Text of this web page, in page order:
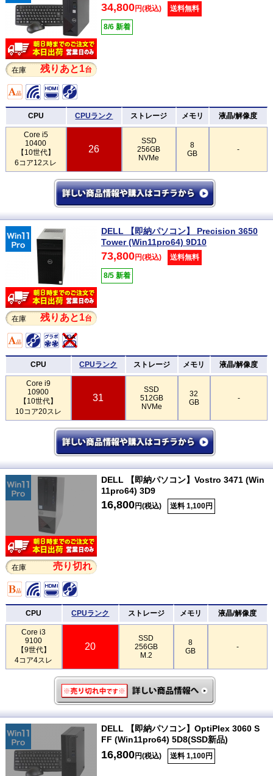
在庫 残りあと1台
34,800円(税込) 送料無料
8/6 新着
CPU CPUランク ストレージ メモリ 液晶/解像度
Core i5
10400
【10世代】
6コア12スレ
26
SSD
256GB
NVMe
8
GB
-
在庫 残りあと1台
DELL 【即納パソコン】 Precision 3650
Tower (Win11pro64) 9D10
73,800円(税込) 送料無料
8/5 新着
CPU CPUランク ストレージ メモリ 液晶/解像度
Core i9
10900
【10世代】
10コア20スレ
31
SSD
512GB
NVMe
32
GB
-
在庫 売り切れ
DELL 【即納パソコン】Vostro 3471 (Win
11pro64) 3D9
16,800円(税込) 送料 1,100円
CPU CPUランク ストレージ メモリ 液晶/解像度
Core i3
9100
【9世代】
4コア4スレ
20
SSD
256GB
M.2
8
GB
-
DELL 【即納パソコン】OptiPlex 3060 S
FF (Win11pro64) 5D8(SSD新品)
16,800円(税込) 送料 1,100円